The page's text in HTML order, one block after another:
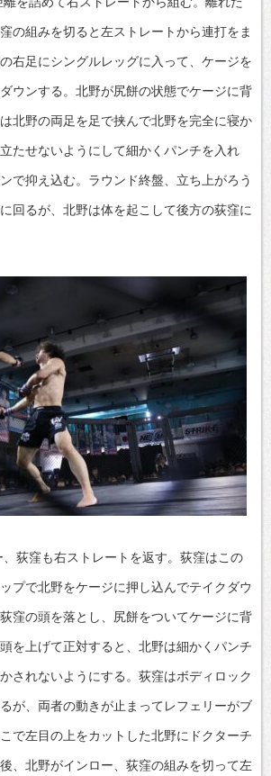
の組みを切ると左ストレートから連打をま
右足にシングルレッグに入って、ケージを
ウンする。北野が尻餅の状態でケージに背
北野の両足を足で挟んで北野を完全に寝か
たせないようにして細かくパンチを入れ
で抑え込む。ラウンド終盤、立ち上がろう
回るが、北野は体を起こして後方の荻窪に
荻窪も右ストレートを返す。荻窪はこの
プで北野をケージに押し込んでテイクダウ
窪の頭を落とし、尻餅をついてケージに背
を上げて正対すると、北野は細かくパンチ
されないようにする。荻窪はボディロック
が、両者の動きが止まってレフェリーがブ
で左目の上をカットした北野にドクターチ
、北野がインロー、荻窪の組みを切って左